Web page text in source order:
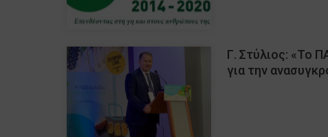
Γ. Στύλιος: «Το
για την